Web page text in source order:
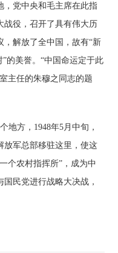
，党中央和毛主席在此指
战役，召开了具有伟大历
，解放了全中国，故有“新
的美誉。“中国命运定于此
主任的朱穆之同志的题
地方，1948年5月中旬，
放军总部移驻这里，使这
个农村指挥所”，成为中
民党进行战略大决战，